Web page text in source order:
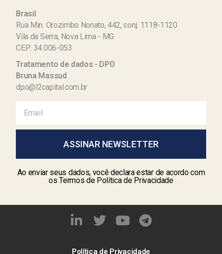
Brasil
Rua Min. Orozimbo Nonato, 442, conj. 1118-1120
Vila da Serra, Nova Lima - MG
CEP: 34.006-053
Tratamento de dados - DPO
Bruna Massud
dpo@l2capital.com.br
ASSINAR NEWSLETTER
Ao enviar seus dados, você declara estar de acordo com
os Termos de Política de Privacidade
Política de Privacidade